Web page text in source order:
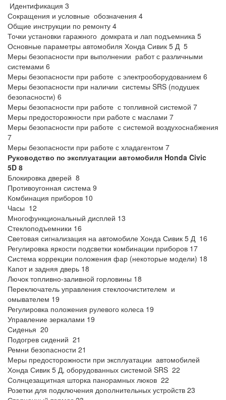
Идентификация 3
Сокращения и условные обозначения 4
Общие инструкции по ремонту 4
Точки установки гаражного домкрата и лап подъемника 5
Основные параметры автомобиля Хонда Сивик 5 Д 5
Меры безопасности при выполнении работ с различными
системами 6
Меры безопасности при работе с электрооборудованием 6
Меры безопасности при наличии системы SRS (подушек
безопасности) 6
Меры безопасности при работе с топливной системой 7
Меры предосторожности при работе с маслами 7
Меры безопасности при работе с системой воздухоснабжения
7
Меры безопасности при работе с хладагентом 7
Руководство по эксплуатации автомобиля Honda Civic
5D 8
Блокировка дверей 8
Противоугонная система 9
Комбинация приборов 10
Часы 12
Многофункциональный дисплей 13
Стеклоподъемники 16
Световая сигнализация на автомобиле Хонда Сивик 5 Д 16
Регулировка яркости подсветки комбинации приборов 17
Система коррекции положения фар (некоторые модели) 18
Капот и задняя дверь 18
Лючок топливно-заливной горловины 18
Переключатель управления стеклоочистителем и
омывателем 19
Регулировка положения рулевого колеса 19
Управление зеркалами 19
Сиденья 20
Подогрев сидений 21
Ремни безопасности 21
Меры предосторожности при эксплуатации автомобилей
Хонда Сивик 5 Д, оборудованных системой SRS 22
Солнцезащитная шторка панорамных люков 22
Розетки для подключения дополнительных устройств 23